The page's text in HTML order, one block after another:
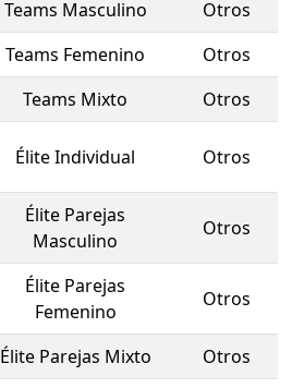
Teams Masculino
Otros
Teams Femenino
Otros
Teams Mixto Otros
Élite Individual Otros
Élite Parejas
Masculino
Otros
Élite Parejas
Femenino
Otros
Élite Parejas Mixto Otros